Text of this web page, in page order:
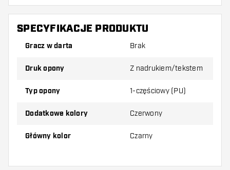
SPECYFIKACJE PRODUKTU
Gracz w darta Brak
Druk opony Z nadrukiem/tekstem
Typ opony 1-częściowy (PU)
Dodatkowe kolory Czerwony
Główny kolor Czarny